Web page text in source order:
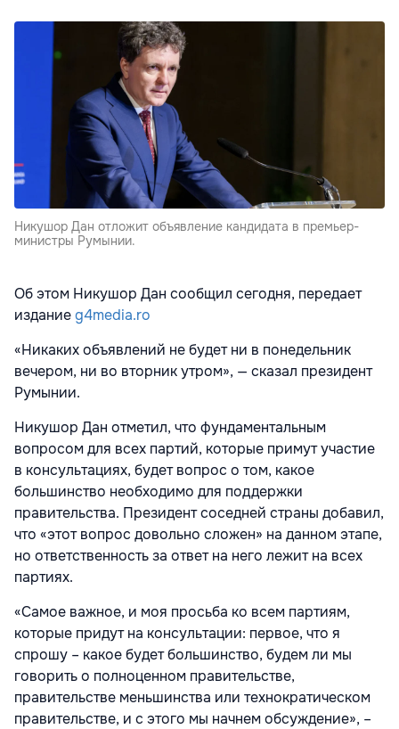
Никушор Дан отложит объявление кандидата в премьер-
министры Румынии.
Об этом Никушор Дан сообщил сегодня, передает
изданиеg4media.ro
«Никаких объявлений не будет ни в понедельник
вечером, ни во вторник утром», — сказал президент
Румынии.
Никушор Дан отметил, что фундаментальным
вопросом для всех партий, которые примут участие
в консультациях, будет вопрос о том, какое
большинство необходимо для поддержки
правительства. Президент соседней страны добавил,
что «этот вопрос довольно сложен» на данном этапе,
но ответственность за ответ на него лежит на всех
партиях.
«Самое важное, и моя просьба ко всем партиям,
которые придут на консультации: первое, что я
спрошу – какое будет большинство, будем ли мы
говорить о полноценном правительстве,
правительстве меньшинства или технократическом
правительстве, и с этого мы начнем обсуждение», –